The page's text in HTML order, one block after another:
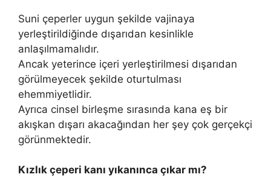
Suni çeperler uygun şekilde vajinaya
yerleştirildiğinde dışarıdan kesinlikle
anlaşılmamalıdır.
Ancak yeterince içeri yerleştirilmesi dışarıdan
görülmeyecek şekilde oturtulması
ehemmiyetlidir.
Ayrıca cinsel birleşme sırasında kana eş bir
akışkan dışarı akacağından her şey çok gerçekçi
görünmektedir.
Kızlık çeperi kanı yıkanınca çıkar mı?